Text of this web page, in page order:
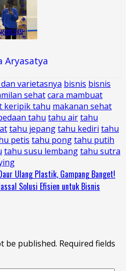
Aryasatya
varietasnya bisnis bisnis
sehatcara mambuat
keripik tahu makanan sehat
tahu tahu airtahu
tahu jepangtahu kediri tahu
petis tahu pongtahu putih
tahu susu lembangtahu sutra
Ulang Plastik, Gampang Banget!
Solusi Efisien untuk Bisnis
be published. Required fields